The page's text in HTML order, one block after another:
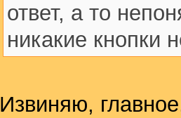
ответ, а то
никакие кнопки
Извиняю,